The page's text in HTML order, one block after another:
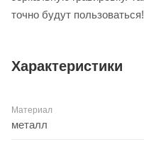
точно будут пользоваться!
Характеристики
Материал
металл